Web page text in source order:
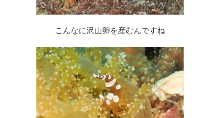
こんなに沢山卵を産むんですね